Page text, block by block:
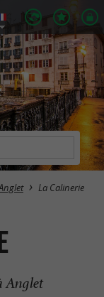
La Calinerie
Anglet